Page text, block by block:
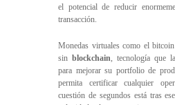
el potencial de reducir
transacción.
Monedas virtuales como el
sin blockchain, tecnología que
para mejorar su portfolio de
permita certificar cualquier
cuestión de segundos está tras